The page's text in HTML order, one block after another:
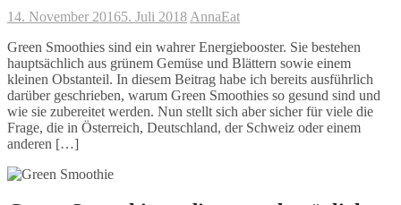
14. November 20165. Juli 2018 AnnaEat
Green Smoothies sind ein wahrer Energiebooster. Sie bestehen
hauptsächlich aus grünem Gemüse und Blättern sowie einem
kleinen Obstanteil. In diesem Beitrag habe ich bereits ausführlich
darüber geschrieben, warum Green Smoothies so gesund sind und
wie sie zubereitet werden. Nun stellt sich aber sicher für viele die
Frage, die in Österreich, Deutschland, der Schweiz oder einem
anderen […]